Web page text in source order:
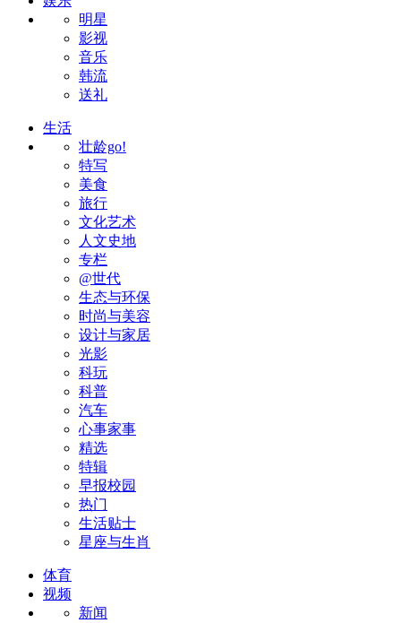
明星
影视
音乐
韩流
送礼
生活
壮龄go!
特写
美食
旅行
文化艺术
人文史地
专栏
@世代
生态与环保
时尚与美容
设计与家居
光影
科玩
科普
汽车
心事家事
精选
特辑
早报校园
热门
生活贴士
星座与生肖
体育
视频
新闻